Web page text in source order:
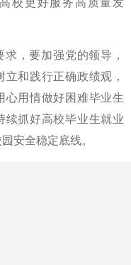
校更好服务高质量发
，要加强党的领导，
和践行正确政绩观，
心用情做好困难毕业生
续抓好高校毕业生就业
安全稳定底线。